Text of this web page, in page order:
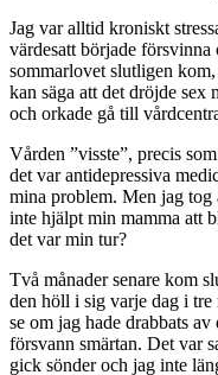
Jag var alltid kroniskt
värdesatt började
sommarlovet slutligen
kan säga att det dröjde sex
och orkade gå till
Vården ”visste”, precis
det var antidepressiva
mina problem. Men jag
inte hjälpt min mamma att
det var min tur?
Två månader senare kom
den höll i sig varje dag i tre
se om jag hade drabbats
försvann smärtan. Det var
gick sönder och jag inte